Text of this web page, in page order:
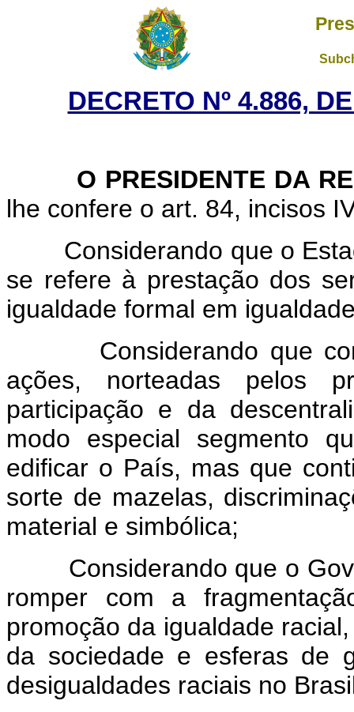
DECRETO Nº 4.886,
O PRESIDENTE DA
lhe confere o art. 84, incisos
Considerando que o
se refere à prestação dos
igualdade formal em
Considerando que
ações, norteadas pelos
participação e da
modo especial segmento
edificar o País, mas que
sorte de mazelas,
material e simbólica;
Considerando que o
romper com a
promoção da igualdade
da sociedade e esferas de
desigualdades raciais no